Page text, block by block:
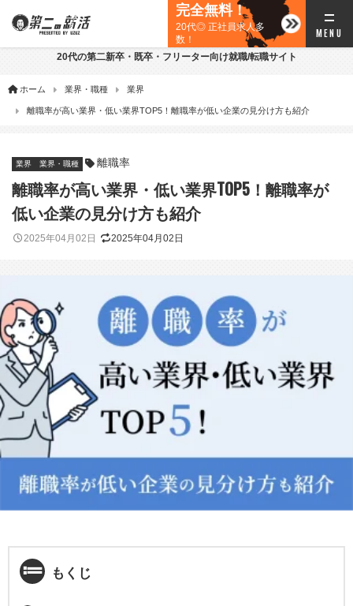
完全無料！
20代◎ 正社員求人多
数！
20代の第二新卒・既卒・フリーター向け就職/転職サイト
ホーム 業界・職種 業界
離職率が高い業界・低い業界TOP5！離職率が低い企業の見分け方も紹介
業界 業界・職種 離職率
離職率が高い業界・低い業界TOP5！離職率が
低い企業の見分け方も紹介
2025年04月02日 2025年04月02日
もくじ